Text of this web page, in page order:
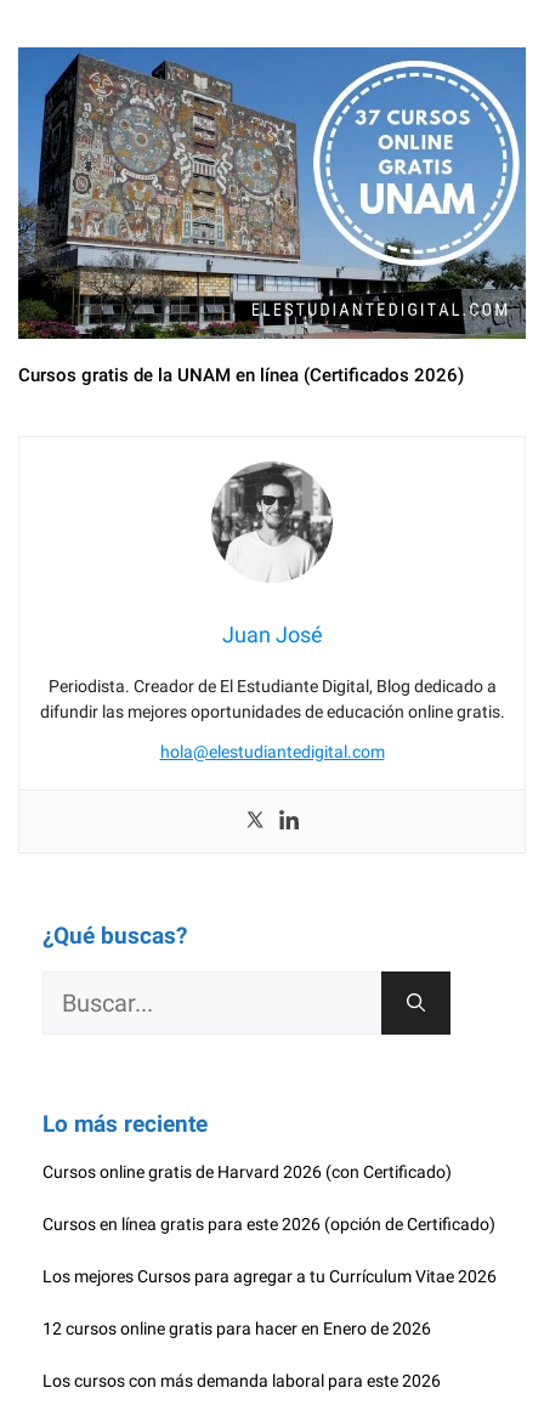
Cursos gratis de la UNAM en línea (Certificados 2026)
Juan José
Periodista. Creador de El Estudiante Digital, Blog dedicado a
difundir las mejores oportunidades de educación online gratis.
hola@elestudiantedigital.com
¿Qué buscas?
Buscar:
Lo más reciente
Cursos online gratis de Harvard 2026 (con Certificado)
Cursos en línea gratis para este 2026 (opción de Certificado)
Los mejores Cursos para agregar a tu Currículum Vitae 2026
12 cursos online gratis para hacer en Enero de 2026
Los cursos con más demanda laboral para este 2026